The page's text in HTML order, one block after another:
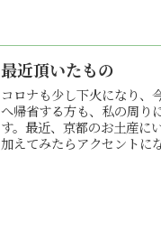
最近頂いたもの
コロナも少し下火になり、
へ帰省する方も、私の周り
す。最近、京都のお土産に
加えてみたらアクセントに